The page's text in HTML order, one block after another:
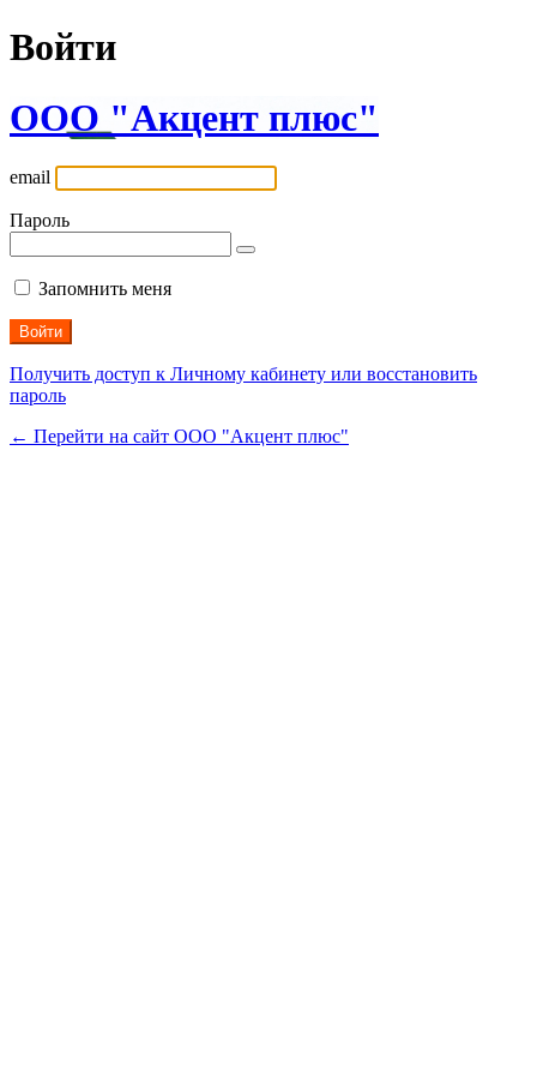
Войти
ООО "Акцент плюс"
email
Пароль
Запомнить меня
Получить доступ к Личному кабинету или восстановить
пароль
← Перейти на сайт ООО "Акцент плюс"